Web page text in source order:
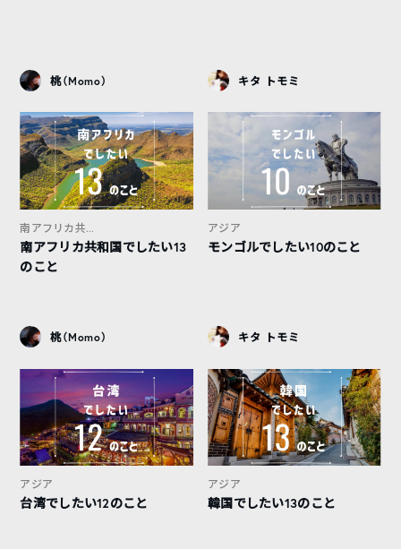
桃（Momo） キタ トモミ
南アフリカ共...
南アフリカ共和国でしたい13
のこと
桃（Momo）
アジア
モンゴルでしたい10のこと
キタ トモミ
アジア
台湾でしたい12のこと
アジア
韓国でしたい13のこと